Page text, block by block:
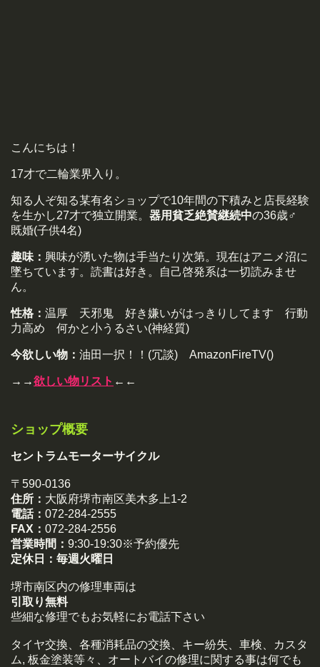
こんにちは！
17才で二輪業界入り。
知る人ぞ知る某有名ショップで10年間の下積みと店長経験
を生かし27才で独立開業。 器用貧乏絶賛継続中の36歳♂
既婚(子供4名)
趣味： 興味が湧いた物は手当たり次第。現在はアニメ沼に
墜ちています。読書は好き。自己啓発系は一切読みませ
ん。
性格： 温厚 天邪鬼 好き嫌いがはっきりしてます 行動
力高め 何かと小うるさい(神経質)
今欲しい物： 油田一択！！(冗談) AmazonFireTV()
→→欲しい物リスト ←←
ショップ概要
セントラムモーターサイクル
〒590-0136
住所： 大阪府堺市南区美木多上1-2
電話： 072-284-2555
FAX： 072-284-2556
営業時間： 9:30-19:30※予約優先
定休日： 毎週火曜日
堺市南区内の修理車両は
引取り無料
些細な修理でもお気軽にお電話下さい
タイヤ交換、各種消耗品の交換、キー紛失、車検、カスタ
ム, 板金塗装等々、オートバイの修理に関する事は何でも